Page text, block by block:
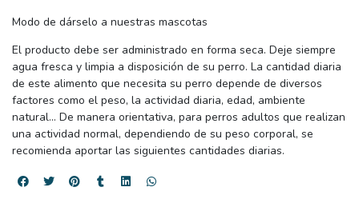
Modo de dárselo a nuestras mascotas
El producto debe ser administrado en forma seca. Deje siempre
agua fresca y limpia a disposición de su perro. La cantidad diaria
de este alimento que necesita su perro depende de diversos
factores como el peso, la actividad diaria, edad, ambiente
natural… De manera orientativa, para perros adultos que realizan
una actividad normal, dependiendo de su peso corporal, se
recomienda aportar las siguientes cantidades diarias.